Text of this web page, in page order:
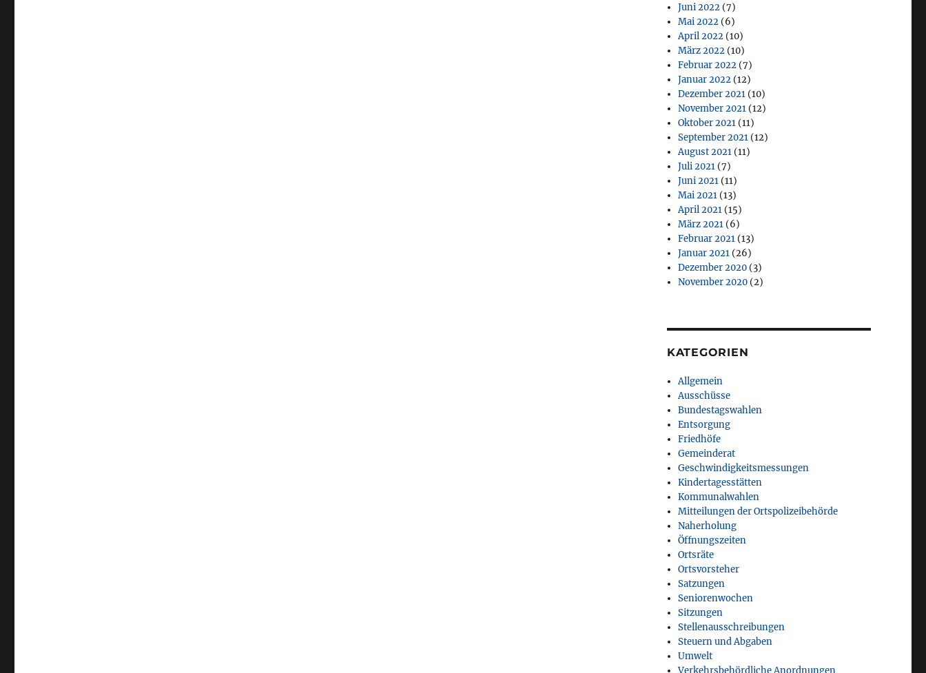
Juni 2022 (7)
Mai 2022 (6)
April 2022 (10)
März 2022 (10)
Februar 2022 (7)
Januar 2022 (12)
Dezember 2021 (10)
November 2021 (12)
Oktober 2021 (11)
September 2021 (12)
August 2021 (11)
Juli 2021 (7)
Juni 2021 (11)
Mai 2021 (13)
April 2021 (15)
März 2021 (6)
Februar 2021 (13)
Januar 2021 (26)
Dezember 2020 (3)
November 2020 (2)
KATEGORIEN
Allgemein
Ausschüsse
Bundestagswahlen
Entsorgung
Friedhöfe
Gemeinderat
Geschwindigkeitsmessungen
Kindertagesstätten
Kommunalwahlen
Mitteilungen der Ortspolizeibehörde
Naherholung
Öffnungszeiten
Ortsräte
Ortsvorsteher
Satzungen
Seniorenwochen
Sitzungen
Stellenausschreibungen
Steuern und Abgaben
Umwelt
Verkehrsbehördliche Anordnungen